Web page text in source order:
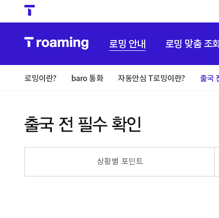
로밍 안내
로밍이란? baro 통화 자동안심 T로밍이란? 출국
로밍 맞춤 조
상황별 포인트